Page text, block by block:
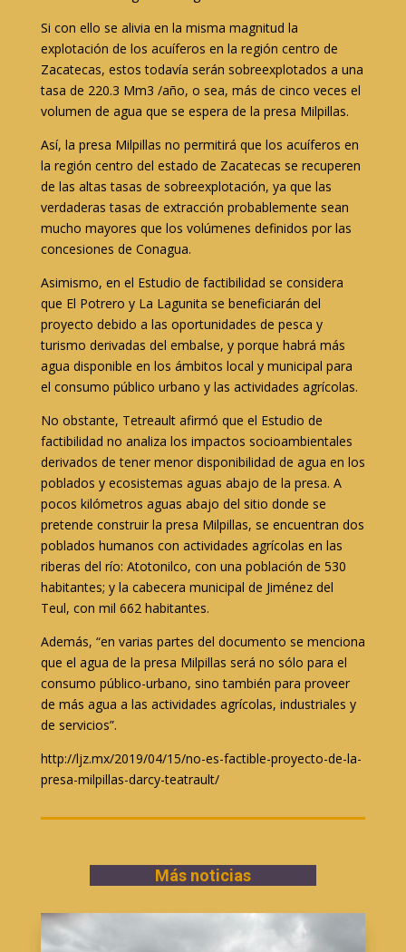
Si con ello se alivia en la misma magnitud la
explotación de los acuíferos en la región centro de
Zacatecas, estos todavía serán sobreexplotados a una
tasa de 220.3 Mm3 /año, o sea, más de cinco veces el
volumen de agua que se espera de la presa Milpillas.
Así, la presa Milpillas no permitirá que los acuíferos en
la región centro del estado de Zacatecas se recuperen
de las altas tasas de sobreexplotación, ya que las
verdaderas tasas de extracción probablemente sean
mucho mayores que los volúmenes definidos por las
concesiones de Conagua.
Asimismo, en el Estudio de factibilidad se considera
que El Potrero y La Lagunita se beneficiarán del
proyecto debido a las oportunidades de pesca y
turismo derivadas del embalse, y porque habrá más
agua disponible en los ámbitos local y municipal para
el consumo público urbano y las actividades agrícolas.
No obstante, Tetreault afirmó que el Estudio de
factibilidad no analiza los impactos socioambientales
derivados de tener menor disponibilidad de agua en los
poblados y ecosistemas aguas abajo de la presa. A
pocos kilómetros aguas abajo del sitio donde se
pretende construir la presa Milpillas, se encuentran dos
poblados humanos con actividades agrícolas en las
riberas del río: Atotonilco, con una población de 530
habitantes; y la cabecera municipal de Jiménez del
Teul, con mil 662 habitantes.
Además, “en varias partes del documento se menciona
que el agua de la presa Milpillas será no sólo para el
consumo público-urbano, sino también para proveer
de más agua a las actividades agrícolas, industriales y
de servicios”.
http://ljz.mx/2019/04/15/no-es-factible-proyecto-de-la-
presa-milpillas-darcy-teatrault/
Más noticias